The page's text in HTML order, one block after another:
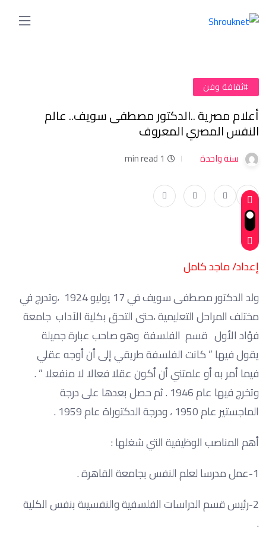
#ثقافة وفن
أعلام مصرية ..الدكتور مصطفى سويف.. عالم
النفس المصري المعروف
سنة واحدة 1 min read
إعداد/ ماجد كامل
ولد الدكتور مصطفى سويف في 17 يوليو 1924 ،وتدرج في
مختلف المراحل التعليمية ،حتى التحق بكلية الآداب جامعة
فؤاد الأول قسم الفلسفة وهو صاحب عبارة جميلة
يقول فيها ” كانت الفلسفة طريقي إلى أن أوجه عقلي
فيما أمر به أو علمتني أن أكون عقلا فعالا لا منفعلا ” .
وتخرج فيها عام 1946 . ثم حصل بعدها على درجة
الماجستير عام 1950 ، ودرجة الدكتوراة عام 1959 .
أهم المناصب الوظيفية التي شغلها :
1-عمل مدرسا لعلم النفس بجامعة القاهرة .
2-رئيس قسم الدراسات الفلسفية والنفسيىة بنفس الكلية
.